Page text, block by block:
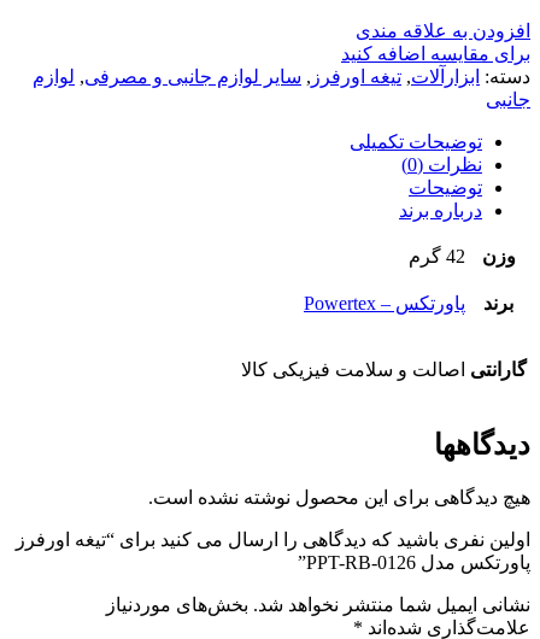
افزودن به علاقه مندی
برای مقایسه اضافه کنید
دسته: ابزارآلات, تیغه اورفرز , سایر لوازم جانبی و مصرفی, لوازم
جانبی
توضیحات تکمیلی
نظرات (0)
توضیحات
درباره برند
وزن 42 گرم
برند پاورتکس – Powertex
گارانتی اصالت و سلامت فیزیکی کالا
دیدگاهها
هیچ دیدگاهی برای این محصول نوشته نشده است.
اولین نفری باشید که دیدگاهی را ارسال می کنید برای “تیغه اورفرز
پاورتکس مدل PPT-RB-0126”
نشانی ایمیل شما منتشر نخواهد شد. بخش‌های موردنیاز
علامت‌گذاری شده‌اند *